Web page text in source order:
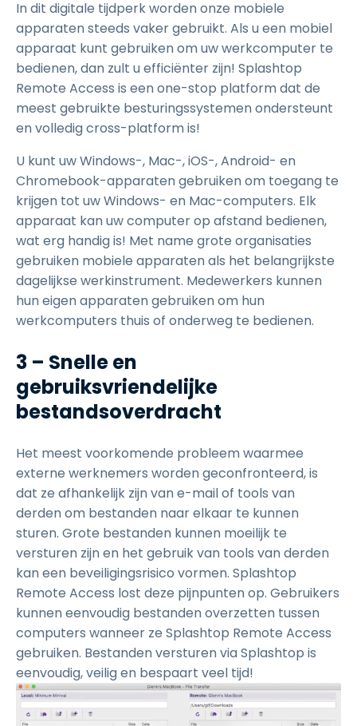
In dit digitale tijdperk worden onze mobiele
apparaten steeds vaker gebruikt. Als u een mobiel
apparaat kunt gebruiken om uw werkcomputer te
bedienen, dan zult u efficiënter zijn! Splashtop
Remote Access is een one-stop platform dat de
meest gebruikte besturingssystemen ondersteunt
en volledig cross-platform is!
U kunt uw Windows-, Mac-, iOS-, Android- en
Chromebook-apparaten gebruiken om toegang te
krijgen tot uw Windows- en Mac-computers. Elk
apparaat kan uw computer op afstand bedienen,
wat erg handig is! Met name grote organisaties
gebruiken mobiele apparaten als het belangrijkste
dagelijkse werkinstrument. Medewerkers kunnen
hun eigen apparaten gebruiken om hun
werkcomputers thuis of onderweg te bedienen.
3 – Snelle en
gebruiksvriendelijke
bestandsoverdracht
Het meest voorkomende probleem waarmee
externe werknemers worden geconfronteerd, is
dat ze afhankelijk zijn van e-mail of tools van
derden om bestanden naar elkaar te kunnen
sturen. Grote bestanden kunnen moeilijk te
versturen zijn en het gebruik van tools van derden
kan een beveiligingsrisico vormen. Splashtop
Remote Access lost deze pijnpunten op. Gebruikers
kunnen eenvoudig bestanden overzetten tussen
computers wanneer ze Splashtop Remote Access
gebruiken. Bestanden versturen via Splashtop is
eenvoudig, veilig en bespaart veel tijd!